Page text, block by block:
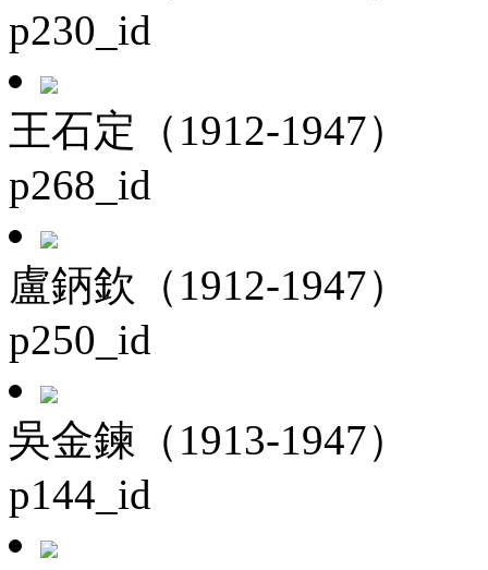
p230_id
王石定（1912-1947）
p268_id
盧鈵欽（1912-1947）
p250_id
吳金鍊（1913-1947）
p144_id